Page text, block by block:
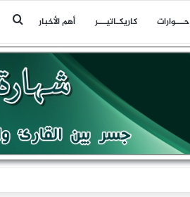
حـــوارات كاريكـاتيـــر أهم الأخبار بحث